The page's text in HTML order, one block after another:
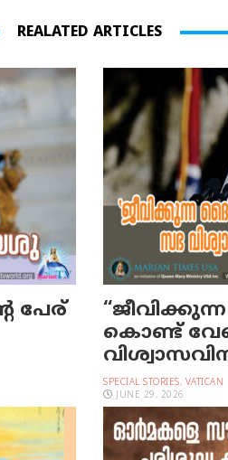
REALATED ARTICLES
പേര്
കൊണ്ട്
SPECIAL STORIES, VATICAN
JUNE 29, 2026